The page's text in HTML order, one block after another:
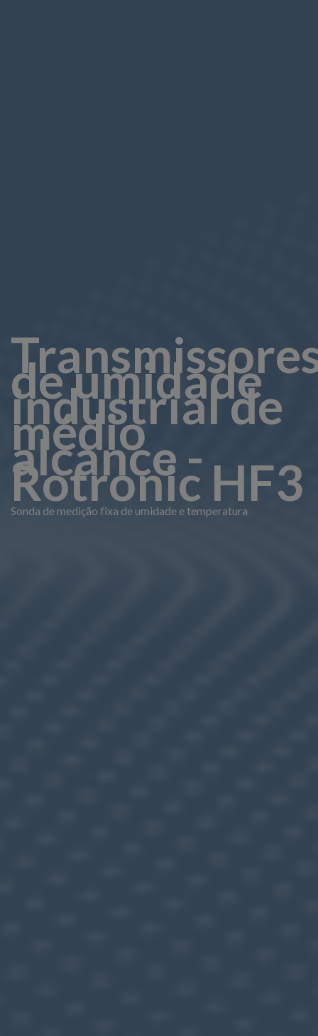
de umidade
industrial de
médio
alcance -
Rotronic HF3
Sonda de medição fixa de umidade e temperatura